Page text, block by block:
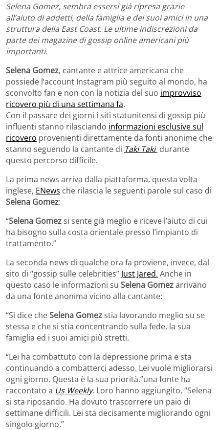
Selena Gomez, sembra essersi già ripresa grazie
all’aiuto di addetti, della famiglia e dei suoi amici in una
struttura della East Coast. Le ultime indiscrezioni da
parte dei magazine di gossip online americani più
importanti.
Selena Gomez, cantante e attrice americana che
possiede l’account Instagram più seguito al mondo, ha
sconvolto fan e non con la notizia del suo improvviso
ricovero più di una settimana fa.
Con il passare dei giorni i siti statunitensi di gossip più
influenti stanno rilasciando informazioni esclusive sul
ricovero provenienti direttamente da fonti anonime che
stanno seguendo la cantante di Taki Taki durante
questo percorso difficile.
La prima news arriva dalla piattaforma, questa volta
inglese, ENews che rilascia le seguenti parole sul caso di
Selena Gomez:
“Selena Gomezsi sente già meglio e riceve l’aiuto di cui
ha bisogno sulla costa orientale presso l’impianto di
trattamento.”
La seconda news di qualche ora fa proviene, invece, dal
sito di “gossip sulle celebrities” Just Jared. Anche in
questo caso le informazioni su Selena Gomezarrivano
da una fonte anonima vicino alla cantante:
“Si dice cheSelena Gomezstia lavorando meglio su se
stessa e che si stia concentrando sulla fede, la sua
famiglia ed i suoi amici più stretti.
“Lei ha combattuto con la depressione prima e sta
continuando a combatterci adesso. Lei vuole migliorarsi
ogni giorno. Questa è la sua priorità.”una fonte ha
raccontato a Us Weekly. Loro hanno aggiungìto, “Selena
si sta riposando. Ha dovuto trascorrere un paio di
settimane difficili. Lei sta decisamente migliorando ogni
singolo giorno.”